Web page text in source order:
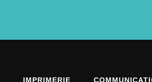
IMPRIMERIE